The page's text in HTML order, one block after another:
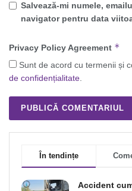
Salvează-mi numele,
navigator pentru data
Privacy Policy Agreement *
Sunt de acord cu termenii și
de confidențialitate.
În tendințe
Accident